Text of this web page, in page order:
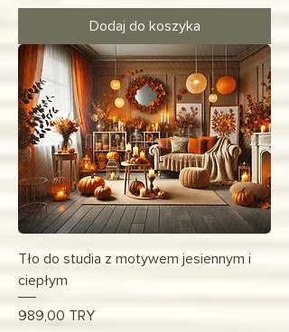
Dodaj do koszyka
Tło do studia z motywem jesiennym i
ciepłym
Cena
989,00 TRY